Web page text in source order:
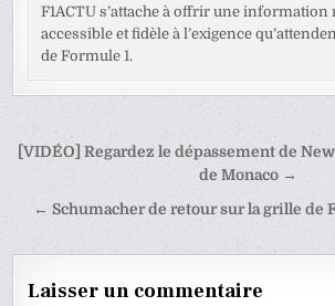
F1ACTU s’attache à offrir une information
accessible et fidèle à l’exigence
de Formule 1.
Navigation
l’article
[VIDÉO] Regardez le dépassement de
de Monaco →
← Schumacher de retour sur la grille de
Laisser un commentaire